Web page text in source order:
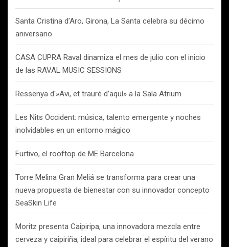
Santa Cristina d’Aro, Girona, La Santa celebra su décimo
aniversario
CASA CUPRA Raval dinamiza el mes de julio con el inicio
de las RAVAL MUSIC SESSIONS
Ressenya d'»Avi, et trauré d’aquí» a la Sala Atrium
Les Nits Occident: música, talento emergente y noches
inolvidables en un entorno mágico
Furtivo, el rooftop de ME Barcelona
Torre Melina Gran Meliá se transforma para crear una
nueva propuesta de bienestar con su innovador concepto
SeaSkin Life
Moritz presenta Caipiripa, una innovadora mezcla entre
cerveza y caipiriña, ideal para celebrar el espíritu del verano